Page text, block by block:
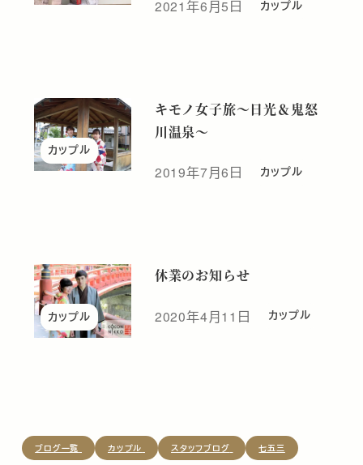
投稿日
2021年6月5日 カップル
カップル
キモノ女子旅～日光＆鬼怒
川温泉～
投稿日
2019年7月6日 カップル
カップル
休業のお知らせ
投稿日
2020年4月11日 カップル
ブログ一覧 カップル スタッフブログ 七五三